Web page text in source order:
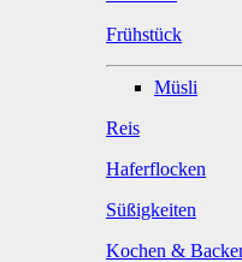
Frühstück
Müsli
Reis
Haferflocken
Süßigkeiten
Kochen &